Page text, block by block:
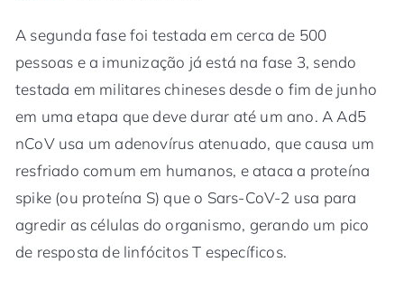
A segunda fase foi testada em cerca de 500
pessoas e a imunização já está na fase 3, sendo
testada em militares chineses desde o fim de junho
em uma etapa que deve durar até um ano. A Ad5
nCoV usa um adenovírus atenuado, que causa um
resfriado comum em humanos, e ataca a proteína
spike (ou proteína S) que o Sars-CoV-2 usa para
agredir as células do organismo, gerando um pico
de resposta de linfócitos T específicos.